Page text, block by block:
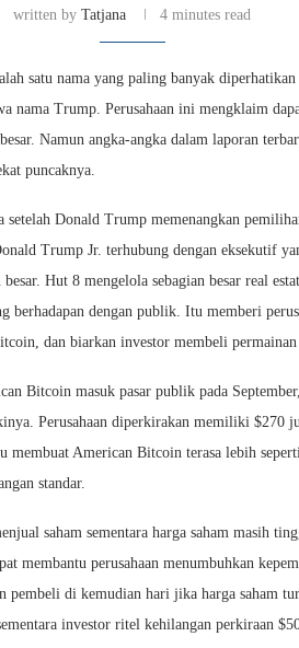
written byTatjana 4 minutes read
satu nama yang paling banyak
nama Trump. Perusahaan ini mengklaim
Namun angka-angka dalam laporan
puncaknya.
Donald Trump memenangkan
Trump Jr. terhubung dengan eksekutif
Hut 8 mengelola sebagian besar real
berhadapan dengan publik. Itu memberi
dan biarkan investor membeli
Bitcoin masuk pasar publik pada
Perusahaan diperkirakan memiliki $270
American Bitcoin terasa lebih
standar.
saham sementara harga saham masih
membantu perusahaan menumbuhkan
pembeli di kemudian hari jika harga saham
investor ritel kehilangan perkiraan